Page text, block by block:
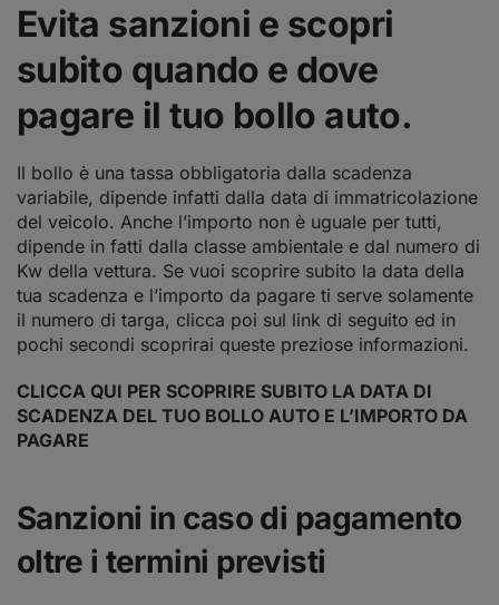
Evita sanzioni e scopri
subito quando e dove
pagare il tuo bollo auto.
Il bollo è una tassa obbligatoria dalla scadenza
variabile, dipende infatti dalla data di immatricolazione
del veicolo. Anche l’importo non è uguale per tutti,
dipende in fatti dalla classe ambientale e dal numero di
Kw della vettura. Se vuoi scoprire subito la data della
tua scadenza e l’importo da pagare ti serve solamente
il numero di targa, clicca poi sul link di seguito ed in
pochi secondi scoprirai queste preziose informazioni.
CLICCA QUI PER SCOPRIRE SUBITO LA DATA DI
SCADENZA DEL TUO BOLLO AUTO E L’IMPORTO DA
PAGARE
Sanzioni in caso di pagamento
oltre i termini previsti